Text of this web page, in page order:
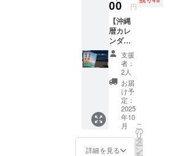
ターン
につい
て】
1,000
円、
3,000
円、
10,000
円いず
れの金
額もリ
ターン
内容は
同じと
す。
レポー
ト掲載
期間：
販売開
始から
随時 ・
ブログ
掲載期
間：
2025年
11月1日
より
2026年
12月31
日まで
・掲載
込めま
した カ
レン
ダーと
キーホ
ルダー
のセッ
トです
00 円
【沖縄
暦カレ
ンダー
2つ】
・カレ
ンダー2
部セッ
ト ・ご
自宅用
とご友
人やご
家族へ
のプレ
ゼント
支援
者：
2人
お届
け予
定：
2025
年10
月
詳細を見る
こ
の
リ
タ
ー
ン